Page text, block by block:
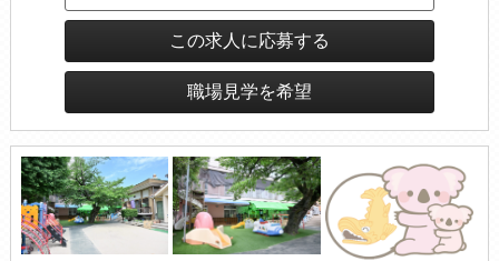
この求人に応募する
職場見学を希望